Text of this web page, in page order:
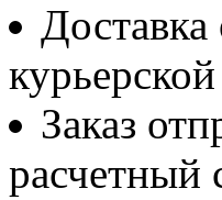
Заказ
расчетный